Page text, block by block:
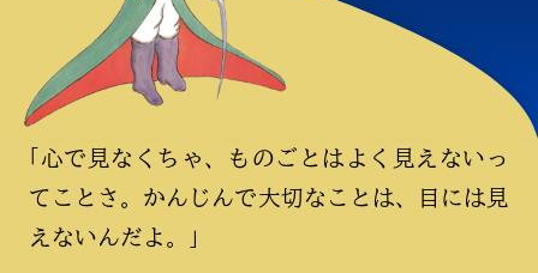
「心で見なくちゃ、ものごとはよく見えないっ
てことさ。 かんじんで大切なことは、目には見
えないんだよ。」